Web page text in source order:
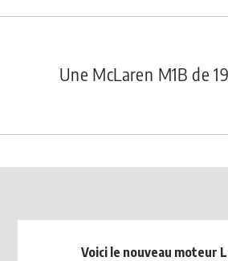
Une McLaren M1B de
Voici le nouveau moteur